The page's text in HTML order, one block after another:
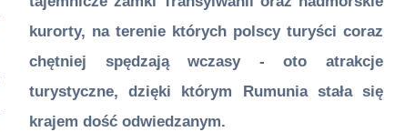
kurorty, na terenie których polscy turyści coraz
chętniej spędzają wczasy - oto atrakcje
turystyczne, dzięki którym Rumunia stała się
krajem dość odwiedzanym.